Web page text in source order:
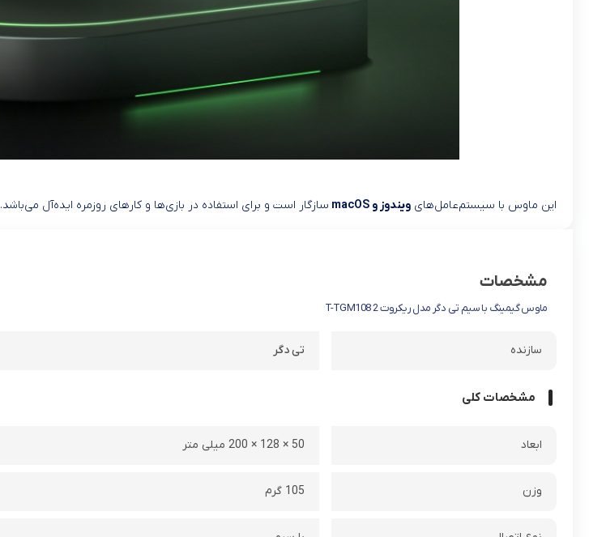
این ماوس با سیستم‌عامل‌های ویندوز و macOS سازگار است و برای استفاده در بازی‌ها و کارهای روزمره ایده‌آل می‌باشد.
مشخصات
ماوس گیمینگ با سیم تی دگر مدل ریکروت 2 T-TGM108
سازنده تی دگر
مشخصات کلی
ابعاد 50 × 128 × 200 میلی متر
وزن 105 گرم